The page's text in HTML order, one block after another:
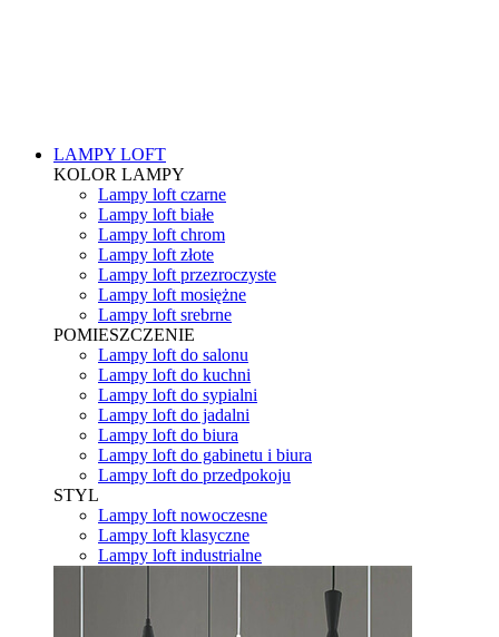
LAMPY LOFT
KOLOR LAMPY
Lampy loft czarne
Lampy loft białe
Lampy loft chrom
Lampy loft złote
Lampy loft przezroczyste
Lampy loft mosiężne
Lampy loft srebrne
POMIESZCZENIE
Lampy loft do salonu
Lampy loft do kuchni
Lampy loft do sypialni
Lampy loft do jadalni
Lampy loft do biura
Lampy loft do gabinetu i biura
Lampy loft do przedpokoju
STYL
Lampy loft nowoczesne
Lampy loft klasyczne
Lampy loft industrialne